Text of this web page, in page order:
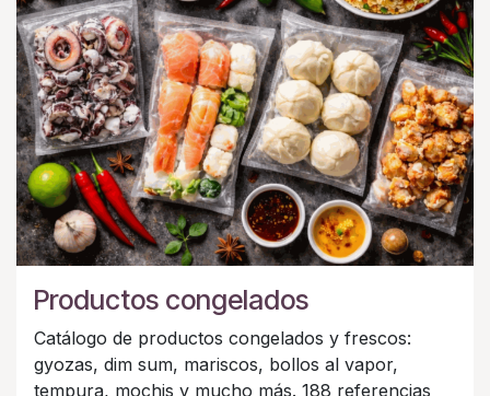
Productos congelados
Catálogo de productos congelados y frescos:
gyozas, dim sum, mariscos, bollos al vapor,
tempura, mochis y mucho más. 188 referencias